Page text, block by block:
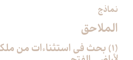
نماذج
الملاحق‏
(1) بحث في استثناءات من